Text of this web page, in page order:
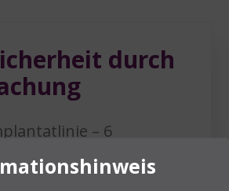
durch
– 6
in jeweils mehreren
die Behandlung fast